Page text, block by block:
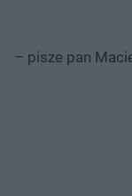
– pisze pan